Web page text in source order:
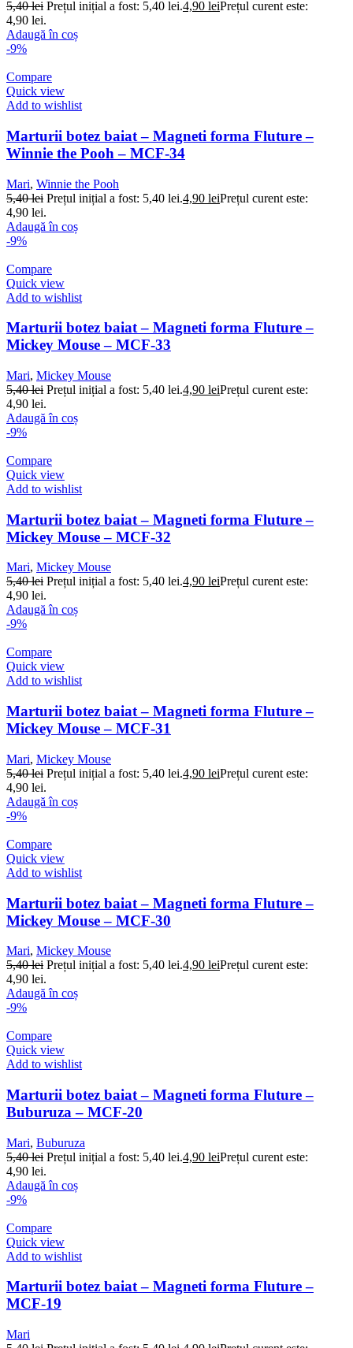
5,40lei Prețul inițial a fost: 5,40 lei.4,90 leiPrețul curent este:
4,90 lei.
Adaugă în coș
-9%
Compare
Quick view
Add to wishlist
Marturii botez baiat – Magneti forma Fluture –
Winnie the Pooh – MCF-34
Mari, Winnie the Pooh
5,40lei Prețul inițial a fost: 5,40 lei.4,90 leiPrețul curent este:
4,90 lei.
Adaugă în coș
-9%
Compare
Quick view
Add to wishlist
Marturii botez baiat – Magneti forma Fluture –
Mickey Mouse – MCF-33
Mari, Mickey Mouse
5,40lei Prețul inițial a fost: 5,40 lei.4,90 leiPrețul curent este:
4,90 lei.
Adaugă în coș
-9%
Compare
Quick view
Add to wishlist
Marturii botez baiat – Magneti forma Fluture –
Mickey Mouse – MCF-32
Mari, Mickey Mouse
5,40lei Prețul inițial a fost: 5,40 lei.4,90 leiPrețul curent este:
4,90 lei.
Adaugă în coș
-9%
Compare
Quick view
Add to wishlist
Marturii botez baiat – Magneti forma Fluture –
Mickey Mouse – MCF-31
Mari, Mickey Mouse
5,40lei Prețul inițial a fost: 5,40 lei.4,90 leiPrețul curent este:
4,90 lei.
Adaugă în coș
-9%
Compare
Quick view
Add to wishlist
Marturii botez baiat – Magneti forma Fluture –
Mickey Mouse – MCF-30
Mari, Mickey Mouse
5,40lei Prețul inițial a fost: 5,40 lei.4,90 leiPrețul curent este:
4,90 lei.
Adaugă în coș
-9%
Compare
Quick view
Add to wishlist
Marturii botez baiat – Magneti forma Fluture –
Buburuza – MCF-20
Mari, Buburuza
5,40lei Prețul inițial a fost: 5,40 lei.4,90 leiPrețul curent este:
4,90 lei.
Adaugă în coș
-9%
Compare
Quick view
Add to wishlist
Marturii botez baiat – Magneti forma Fluture –
MCF-19
Mari